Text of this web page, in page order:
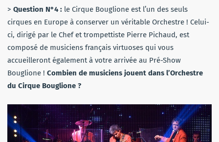
> Question N°4 : le Cirque Bouglione est l’un des seuls
cirques en Europe à conserver un véritable Orchestre ! Celui-
ci, dirigé par le Chef et trompettiste Pierre Pichaud, est
composé de musiciens français virtuoses qui vous
accueilleront également à votre arrivée au Pré-Show
Bouglione ! Combien de musiciens jouent dans l’Orchestre
du Cirque Bouglione ?